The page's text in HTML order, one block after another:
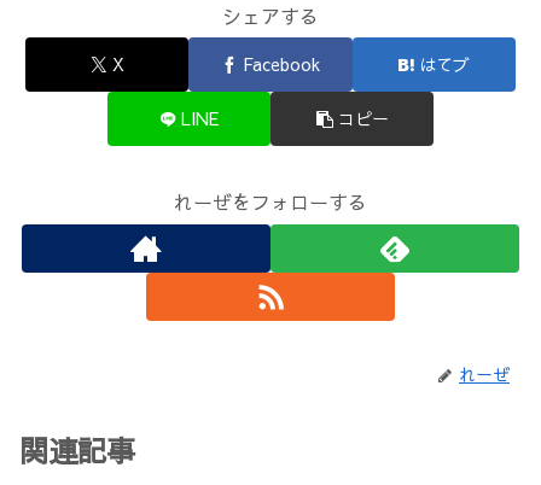
シェアする
X Facebook はてブ
LINE コピー
れーぜをフォローする
れーぜ
関連記事